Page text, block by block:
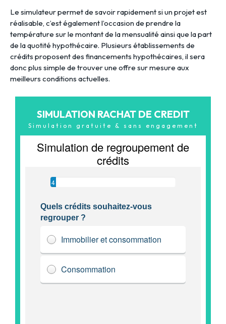
Le simulateur permet de savoir rapidement si un projet est
réalisable, c’est également l’occasion de prendre la
température sur le montant de la mensualité ainsi que la part
de la quotité hypothécaire. Plusieurs établissements de
crédits proposent des financements hypothécaires, il sera
donc plus simple de trouver une offre sur mesure aux
meilleurs conditions actuelles.
SIMULATION RACHAT DE CREDIT
Simulation gratuite & sans engagement